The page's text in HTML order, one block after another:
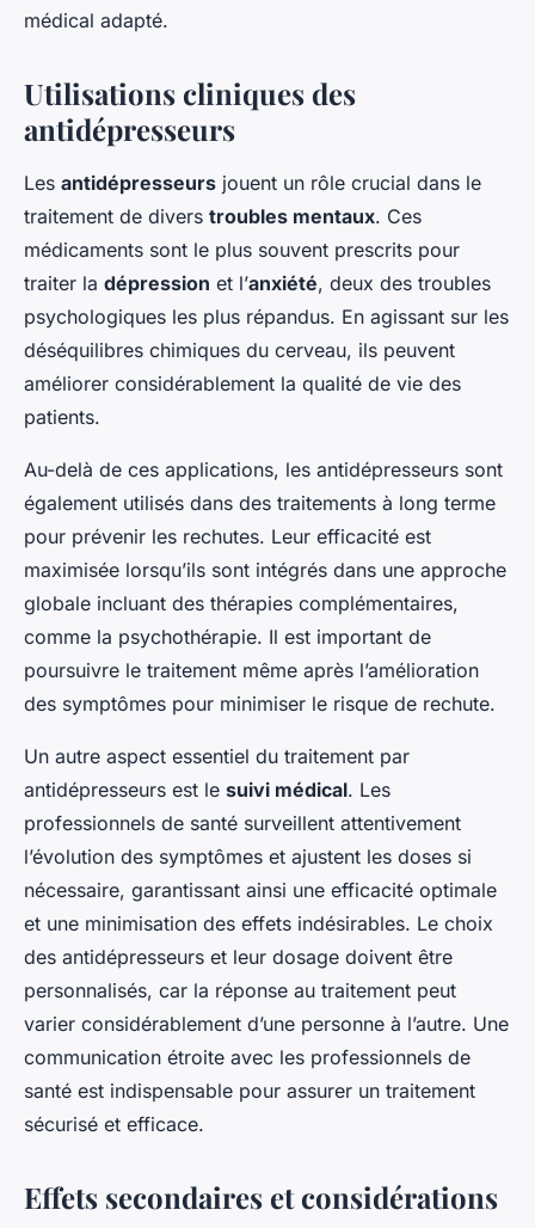
médical adapté.
Utilisations cliniques des
antidépresseurs
Les antidépresseurs jouent un rôle crucial dans le
traitement de divers troubles mentaux. Ces
médicaments sont le plus souvent prescrits pour
traiter la dépression et l’anxiété, deux des troubles
psychologiques les plus répandus. En agissant sur les
déséquilibres chimiques du cerveau, ils peuvent
améliorer considérablement la qualité de vie des
patients.
Au-delà de ces applications, les antidépresseurs sont
également utilisés dans des traitements à long terme
pour prévenir les rechutes. Leur efficacité est
maximisée lorsqu’ils sont intégrés dans une approche
globale incluant des thérapies complémentaires,
comme la psychothérapie. Il est important de
poursuivre le traitement même après l’amélioration
des symptômes pour minimiser le risque de rechute.
Un autre aspect essentiel du traitement par
antidépresseurs est le suivi médical. Les
professionnels de santé surveillent attentivement
l’évolution des symptômes et ajustent les doses si
nécessaire, garantissant ainsi une efficacité optimale
et une minimisation des effets indésirables. Le choix
des antidépresseurs et leur dosage doivent être
personnalisés, car la réponse au traitement peut
varier considérablement d’une personne à l’autre. Une
communication étroite avec les professionnels de
santé est indispensable pour assurer un traitement
sécurisé et efficace.
Effets secondaires et considérations